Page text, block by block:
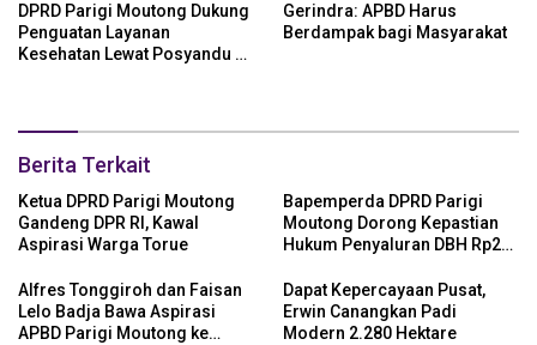
DPRD Parigi Moutong Dukung
Penguatan Layanan
Kesehatan Lewat Posyandu 6
Gerindra: APBD Harus
Berdampak bagi Masyarakat
Berita Terkait
Ketua DPRD Parigi Moutong
Gandeng DPR RI, Kawal
Aspirasi Warga Torue
Bapemperda DPRD Parigi
Moutong Dorong Kepastian
Hukum Penyaluran DBH Rp24
Alfres Tonggiroh dan Faisan
Lelo Badja Bawa Aspirasi
APBD Parigi Moutong ke
Dapat Kepercayaan Pusat,
Erwin Canangkan Padi
Modern 2.280 Hektare